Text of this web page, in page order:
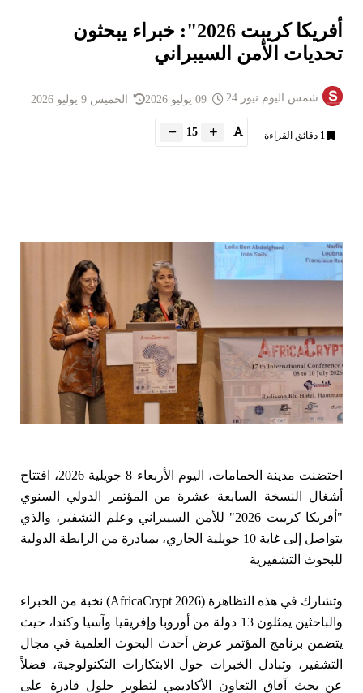
أفريكا كريبت 2026": خبراء يبحثون
تحديات الأمن السيبراني
شمس اليوم نيوز 24 الخميس 9 يوليو 2026
1 دقائق القراءة 15
احتضنت مدينة الحمامات، اليوم الأربعاء 8 جويلية 2026، افتتاح
أشغال النسخة السابعة عشرة من المؤتمر الدولي السنوي
"أفريكا كريبت 2026" للأمن السيبراني وعلم التشفير، والذي
يتواصل إلى غاية 10 جويلية الجاري، بمبادرة من الرابطة الدولية
للبحوث التشفيرية
وتشارك في هذه التظاهرة (AfricaCrypt 2026) نخبة من الخبراء
والباحثين يمثلون 13 دولة من أوروبا وإفريقيا وآسيا وكندا، حيث
يتضمن برنامج المؤتمر عرض أحدث البحوث العلمية في مجال
التشفير، وتبادل الخبرات حول الابتكارات التكنولوجية، فضلاً
عن بحث آفاق التعاون الأكاديمي لتطوير حلول قادرة على